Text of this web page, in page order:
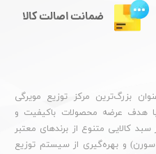
بزرگ‌ترین مرکز توزیع مویرگی
با هدف عرضه محصولات باکیفیت و
کالایی متنوع از برندهای معتبر
و بهره‌گیری از سیستم توزیع
ضمانت اصالت کالا